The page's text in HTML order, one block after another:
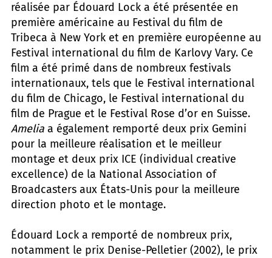
réalisée par Édouard Lock a été présentée en
première américaine au Festival du film de
Tribeca à New York et en première européenne au
Festival international du film de Karlovy Vary. Ce
film a été primé dans de nombreux festivals
internationaux, tels que le Festival international
du film de Chicago, le Festival international du
film de Prague et le Festival Rose d’or en Suisse.
Amelia a également remporté deux prix Gemini
pour la meilleure réalisation et le meilleur
montage et deux prix ICE (individual creative
excellence) de la National Association of
Broadcasters aux États-Unis pour la meilleure
direction photo et le montage.
Édouard Lock a remporté de nombreux prix,
notamment le prix Denise-Pelletier (2002), le prix